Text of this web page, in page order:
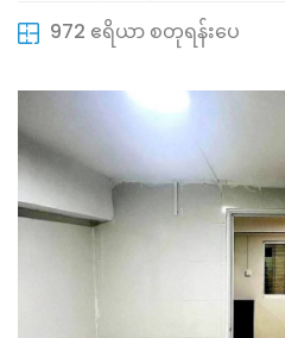
972 ဧရိယာ စတုရန်းပေ